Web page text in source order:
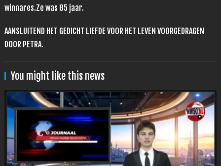
winnares.Ze was 85 jaar.
AANSLUITEND HET GEDICHT LIEFDE VOOR HET LEVEN VOORGEDRAGEN
DOOR PETRA.
You might like this news